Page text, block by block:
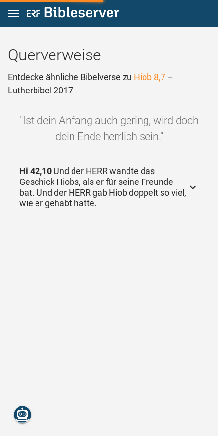
Zum Inhalt springen
Querverweise
Entdecke ähnliche Bibelverse zu Hiob 8,7 –
Lutherbibel 2017
"Ist dein Anfang auch gering, wird doch
dein Ende herrlich sein."
Hi 42,10 Und der HERR wandte das
Geschick Hiobs, als er für seine Freunde
bat. Und der HERR gab Hiob doppelt so viel,
wie er gehabt hatte.